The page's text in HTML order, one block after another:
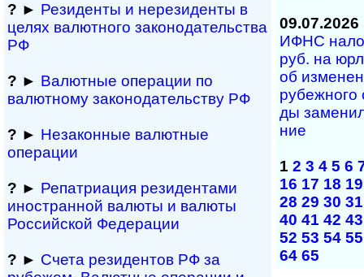
? ► Резиденты и не­ре­зи­ден­ты в
целях валютного за­ко­но­да­тель­ст­ва
РФ
? ► Валютные операции по
валютному за­ко­но­да­тель­ст­ву РФ
? ► Незаконные валютные
операции
? ► Репатриация ре­зи­ден­та­ми
иностранной ва­лю­ты и валюты
Рос­сий­ской Федерации
? ► Счета резидентов РФ за
09.07.2026
ИФНС
руб. на
об
ды
ние
1 2 3 4 5 6
16 17 18 19
28 29 30 31
40 41 42 43
52 53 54 55
64 65